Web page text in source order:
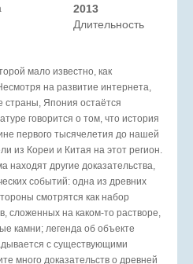
2013
Длительность
мало известно, как
на развитие интернета,
страны, Япония остаётся
говорится о том, что история
первого тысячелетия до нашей
из Кореи и Китая на этот регион.
находят другие доказательства,
событий: одна из древних
смотрятся как набор
сложенных на каком-то растворе,
камни; легенда об объекте
с существующими
много доказательств о древней